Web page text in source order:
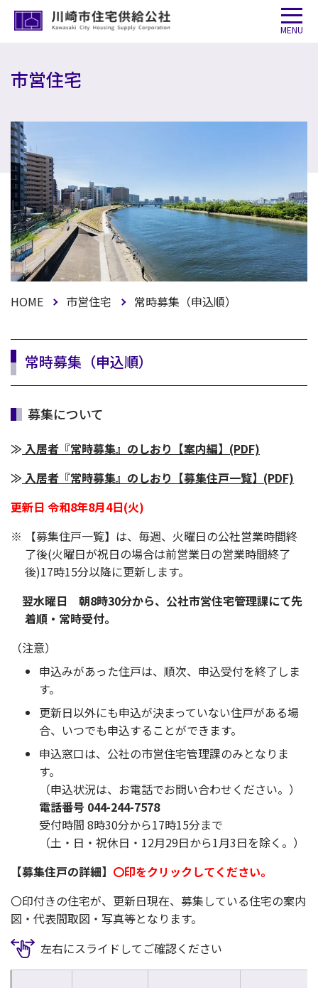
MENU
市営住宅
HOME 市営住宅 常時募集（申込順）
常時募集（申込順）
募集について
≫ 入居者『常時募集』のしおり【案内編】(PDF)
≫ 入居者『常時募集』のしおり【募集住戸一覧】(PDF)
更新日 令和8年8月4日(火)
※ 【募集住戸一覧】は、毎週、火曜日の公社営業時間終
了後(火曜日が祝日の場合は前営業日の営業時間終了
後)17時15分以降に更新します。
翌水曜日 朝8時30分から、公社市営住宅管理課にて先
着順・常時受付。
（注意）
申込みがあった住戸は、順次、申込受付を終了しま
す。
更新日以外にも申込が決まっていない住戸がある場
合、いつでも申込することができます。
申込窓口は、公社の市営住宅管理課のみとなりま
す。
（申込状況は、お電話でお問い合わせください。）
電話番号 044-244-7578
受付時間 8時30分から17時15分まで
（土・日・祝休日・12月29日から1月3日を除く。）
【募集住戸の詳細】 〇印をクリックしてください。
〇印付きの住宅が、更新日現在、募集している住宅の案内
図・代表間取図・写真等となります。
左右にスライドしてご確認ください